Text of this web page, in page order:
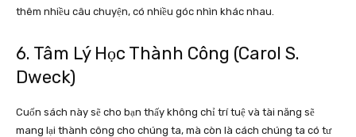
thêm nhiều câu chuyện, có nhiều góc nhìn khác nhau.
6. Tâm Lý Học Thành Công (Carol S.
Dweck)
Cuốn sách này sẽ cho bạn thấy không chỉ trí tuệ và tài năng sẽ
mang lại thành công cho chúng ta, mà còn là cách chúng ta có tư